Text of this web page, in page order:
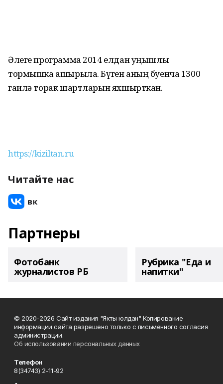
Әлеге программа 2014 елдан уңышлы
тормышка ашырыла. Бүген аның буенча 1300
гаилә торак шартларын яхшырткан.
https://kiziltan.ru
Читайте нас
Партнеры
Фотобанк
журналистов РБ
Рубрика "Еда и
напитки"
© 2020-2026 Сайт издания "Якты юлдан" Копирование
информации сайта разрешено только с письменного согласия
администрации.
Об использовании персональных данных
Телефон
8(34743) 2-11-92